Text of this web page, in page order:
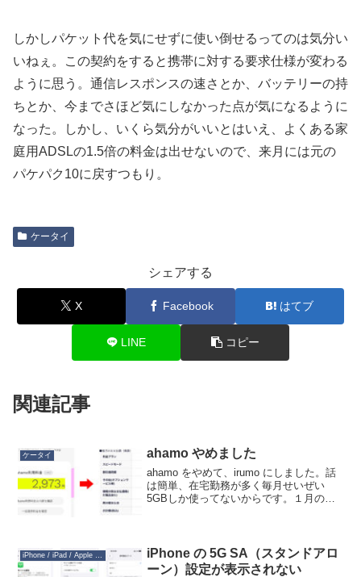
しかしパケット代を気にせずに使い倒せるってのは気分い
いねぇ。この契約をすると携帯に対する要求仕様が変わる
ように思う。通信レスポンスの速さとか、バッテリーの持
ちとか、今までさほど気にしなかった点が気になるように
なった。しかし、いくら気分がいいとはいえ、よくある家
庭用ADSLの1.5倍の料金は出せないので、来月には元の
パケパク10に戻すつもり。
ケータイ
シェアする
X Facebook はてブ
LINE コピー
関連記事
ケータイ ahamo やめました
ahamo をやめて、irumo にしました。話
は簡単、在宅勤務が多く毎月せいぜい
5GBしか使ってないからです。１月の使
iPhone の 5G SA（スタンドアロ
ーン）設定が表示されない